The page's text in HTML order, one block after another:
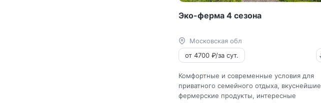
Эко-ферма 4 сезона
Московская обл
от 4700 ₽/за сут.
Комфортные и современные условия для
приватного семейного отдыха, вкуснейшие
фермерские продукты, интересные